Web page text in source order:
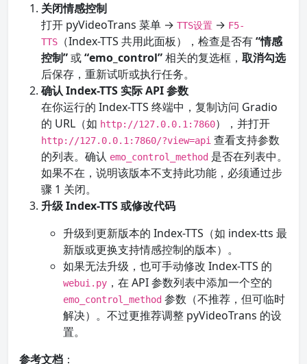
关闭情感控制
打开 pyVideoTrans 菜单 → TTS设置 → F5-
TTS
（Index-TTS 共用此面板），检查是否有“情感
控制”或“emo_control”相关的复选框， 取消勾选
后保存，重新试听或执行任务。
确认 Index-TTS 实际 API 参数
在你运行的 Index-TTS 终端中，复制访问 Gradio
的 URL（如 http://127.0.0.1:7860），并打开
http://127.0.0.1:7860/?view=api 查看支持参数
的列表。确认 emo_control_method 是否在列表中。
如果不在，说明该版本不支持此功能，必须通过步
骤 1 关闭。
升级 Index-TTS 或修改代码
升级到更新版本的 Index-TTS（如 index-tts 最
新版或更换支持情感控制的版本）。
如果无法升级，也可手动修改 Index-TTS 的
webui.py ，在 API 参数列表中添加一个空的
emo_control_method 参数（不推荐，但可临时
解决）。不过更推荐调整 pyVideoTrans 的设
置。
参考文档 ：